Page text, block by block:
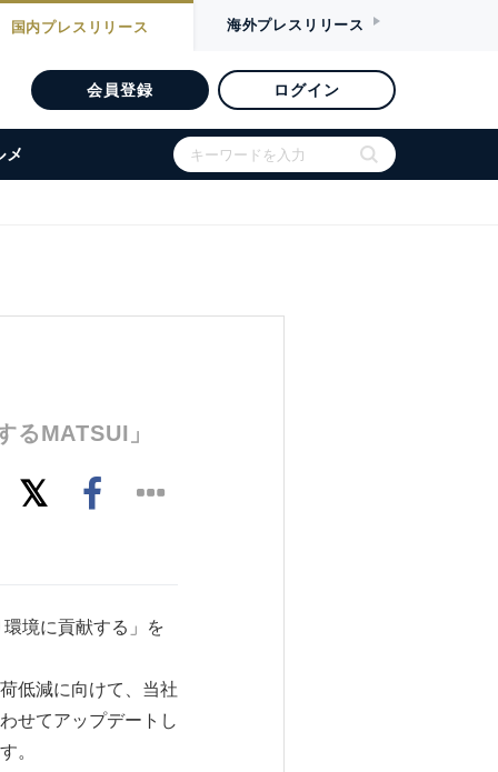
国内プレスリリース 海外プレスリリース
会員登録 ログイン
メ
るMATSUI」
境に貢献する」を
低減に向けて、当社
せてアップデートし
。